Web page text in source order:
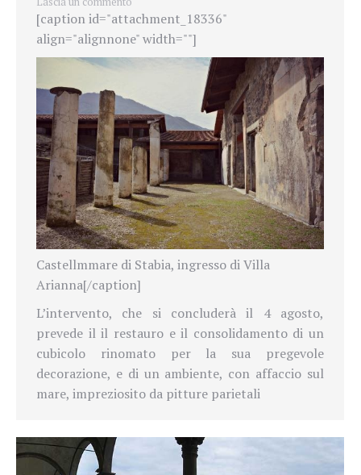
[caption id="attachment_18336"
align="alignnone" width=""]
Castellmmare di Stabia, ingresso di Villa
Arianna[/caption]
L’intervento, che si concluderà il 4 agosto,
prevede il il restauro e il consolidamento di un
cubicolo rinomato per la sua pregevole
decorazione, e di un ambiente, con affaccio sul
mare, impreziosito da pitture parietali